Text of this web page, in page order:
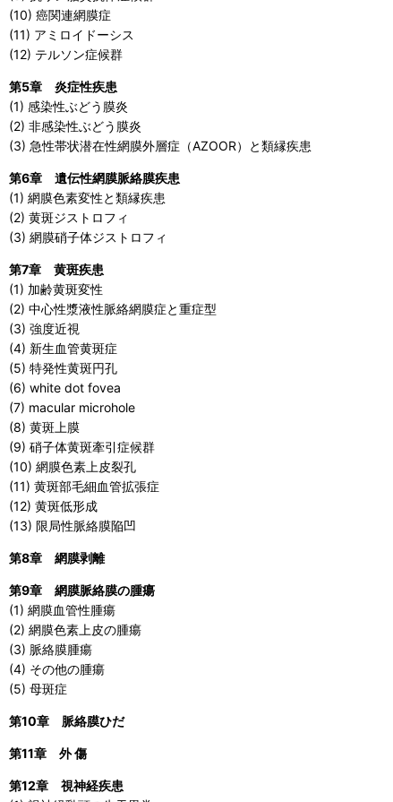
(10) 癌関連網膜症
(11) アミロイドーシス
(12) テルソン症候群
第5章 炎症性疾患
(1) 感染性ぶどう膜炎
(2) 非感染性ぶどう膜炎
(3) 急性帯状潜在性網膜外層症（AZOOR）と類縁疾患
第6章 遺伝性網膜脈絡膜疾患
(1) 網膜色素変性と類縁疾患
(2) 黄斑ジストロフィ
(3) 網膜硝子体ジストロフィ
第7章 黄斑疾患
(1) 加齢黄斑変性
(2) 中心性漿液性脈絡網膜症と重症型
(3) 強度近視
(4) 新生血管黄斑症
(5) 特発性黄斑円孔
(6) white dot fovea
(7) macular microhole
(8) 黄斑上膜
(9) 硝子体黄斑牽引症候群
(10) 網膜色素上皮裂孔
(11) 黄斑部毛細血管拡張症
(12) 黄斑低形成
(13) 限局性脈絡膜陥凹
第8章 網膜剥離
第9章 網膜脈絡膜の腫瘍
(1) 網膜血管性腫瘍
(2) 網膜色素上皮の腫瘍
(3) 脈絡膜腫瘍
(4) その他の腫瘍
(5) 母斑症
第10章 脈絡膜ひだ
第11章 外 傷
第12章 視神経疾患